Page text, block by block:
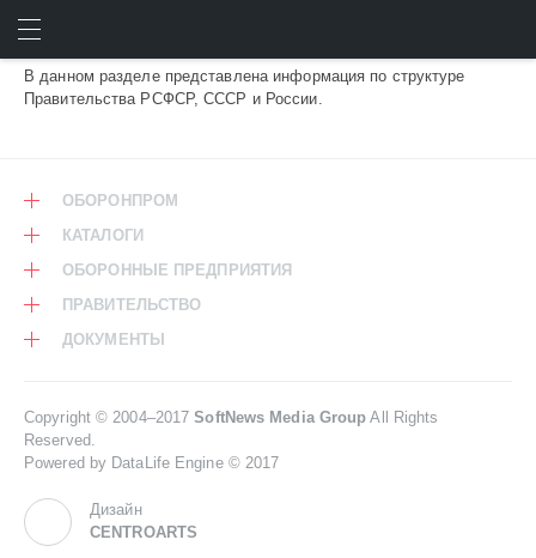
ПРАВИТЕЛЬСТВО
В данном разделе представлена информация по структуре
Правительства РСФСР, СССР и России.
ОБОРОНПРОМ
КАТАЛОГИ
ОБОРОННЫЕ ПРЕДПРИЯТИЯ
ПРАВИТЕЛЬСТВО
ДОКУМЕНТЫ
Copyright © 2004–2017SoftNews Media Group All Rights
Reserved.
Powered by DataLife Engine © 2017
Дизайн
CENTROARTS